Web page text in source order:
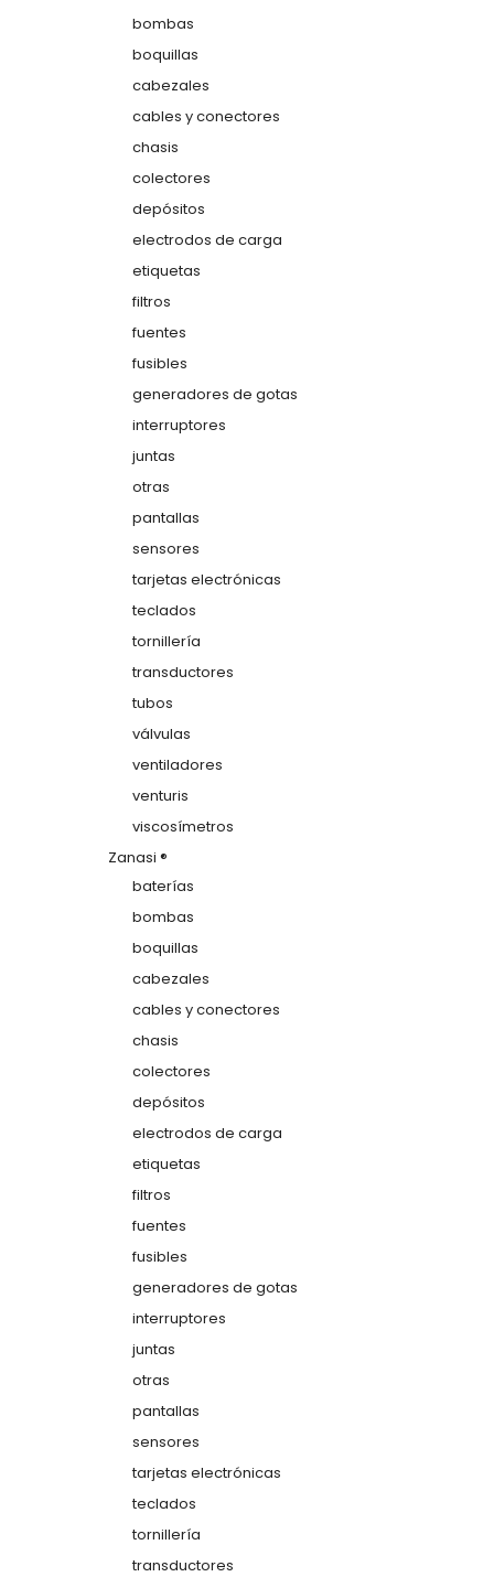
bombas
boquillas
cabezales
cables y conectores
chasis
colectores
depósitos
electrodos de carga
etiquetas
filtros
fuentes
fusibles
generadores de gotas
interruptores
juntas
otras
pantallas
sensores
tarjetas electrónicas
teclados
tornillería
transductores
tubos
válvulas
ventiladores
venturis
viscosímetros
Zanasi ®
baterías
bombas
boquillas
cabezales
cables y conectores
chasis
colectores
depósitos
electrodos de carga
etiquetas
filtros
fuentes
fusibles
generadores de gotas
interruptores
juntas
otras
pantallas
sensores
tarjetas electrónicas
teclados
tornillería
transductores